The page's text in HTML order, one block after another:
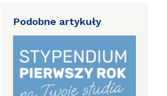
Podobne artykuły